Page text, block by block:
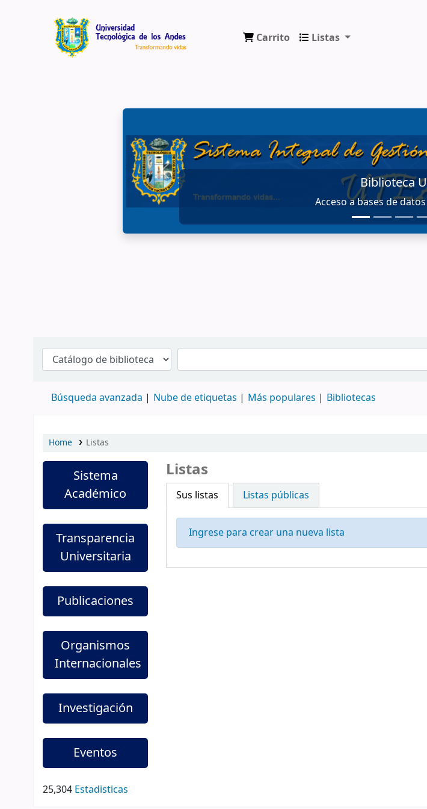
Biblioteca Virtual Universidad Tecnológica de los Andes
Carrito Listas
Búsqueda avanzada Nube de etiquetas Más populares Bibliotecas
Home Listas
Sistema
Académico
Transparencia
Universitaria
Publicaciones
Organismos
Internacionales
Investigación
Eventos
25,304 Estadisticas
Listas
Sus listas Listas públicas
Ingrese para crear una nueva lista